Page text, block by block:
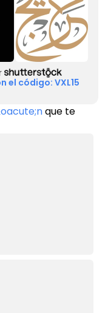
el código: VXL15
que te